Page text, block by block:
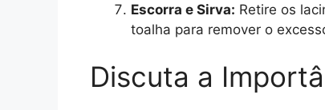
Escorra e Sirva: Retire os
toalha para remover o
Discuta a